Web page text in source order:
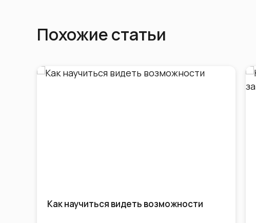
Похожие статьи
Как научиться видеть возможности